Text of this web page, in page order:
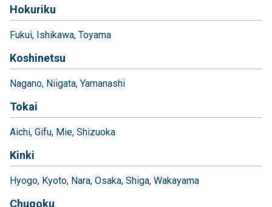
Hokuriku
Fukui Ishikawa Toyama
Koshinetsu
Nagano Niigata Yamanashi
Tokai
Aichi Gifu Mie Shizuoka
Kinki
Hyogo Kyoto Nara Osaka Shiga Wakayama
Chugoku